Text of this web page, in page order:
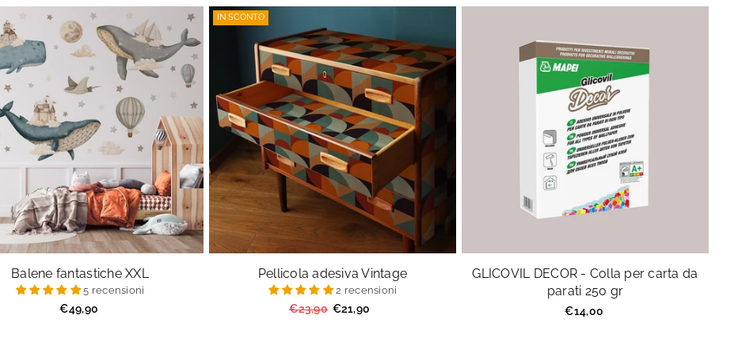
Balene fantastiche XXL
5 recensioni
Prezzo
€49,90
IN SCONTO
Pellicola adesiva Vintage
2 recensioni
Prezzo
€23,90 €21,90
GLICOVIL DECOR - Colla per carta da
parati 250 gr
Prezzo
€14,00